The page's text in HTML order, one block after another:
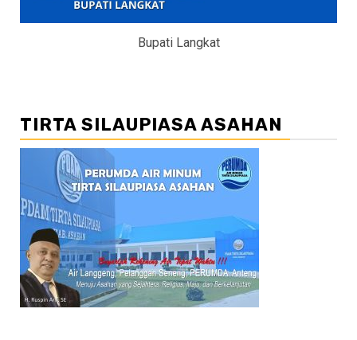
Bupati Langkat
TIRTA SILAUPIASA ASAHAN